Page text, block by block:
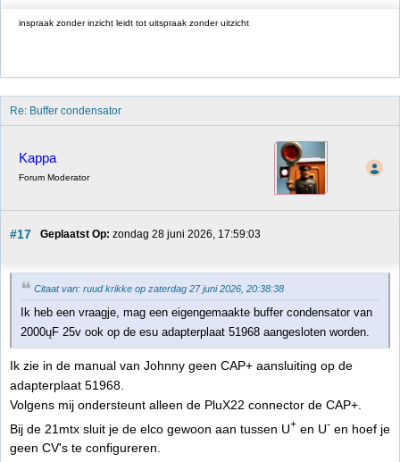
inspraak zonder inzicht leidt tot uitspraak zonder uitzicht
Re: Buffer condensator
Kappa
Forum Moderator
#17 Geplaatst Op: zondag 28 juni 2026, 17:59:03
Citaat van: ruud krikke op zaterdag 27 juni 2026, 20:38:38
Ik heb een vraagje, mag een eigengemaakte buffer condensator van
2000ųF 25v ook op de esu adapterplaat 51968 aangesloten worden.
Ik zie in de manual van Johnny geen CAP+ aansluiting op de
adapterplaat 51968.
Volgens mij ondersteunt alleen de PluX22 connector de CAP+.
Bij de 21mtx sluit je de elco gewoon aan tussen U+ en U- en hoef je
geen CV's te configureren.